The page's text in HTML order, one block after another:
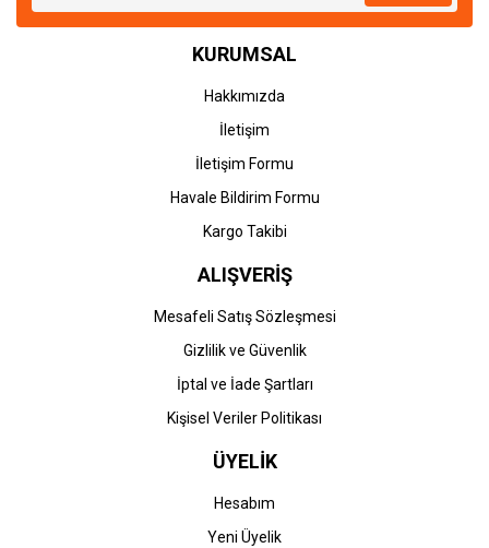
KURUMSAL
Hakkımızda
İletişim
İletişim Formu
Havale Bildirim Formu
Kargo Takibi
ALIŞVERİŞ
Mesafeli Satış Sözleşmesi
Gizlilik ve Güvenlik
İptal ve İade Şartları
Kişisel Veriler Politikası
ÜYELİK
Hesabım
Yeni Üyelik